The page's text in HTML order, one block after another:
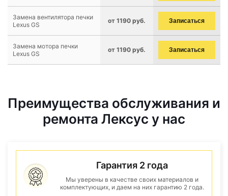
Замена вентилятора печки
Lexus GS
от 1190 руб. Записаться
Замена мотора печки
Lexus GS
от 1190 руб. Записаться
Преимущества обслуживания и
ремонта Лексус у нас
Гарантия 2 года
Мы уверены в качестве своих материалов и
комплектующих, и даем на них гарантию 2 года.